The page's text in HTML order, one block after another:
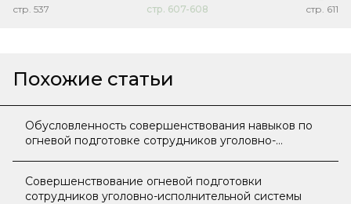
стр. 537 стр. 607-608 стр. 611
Похожие статьи
Обусловленность совершенствования навыков по
огневой подготовке сотрудников уголовно-
Совершенствование огневой подготовки
сотрудников уголовно-исполнительной системы